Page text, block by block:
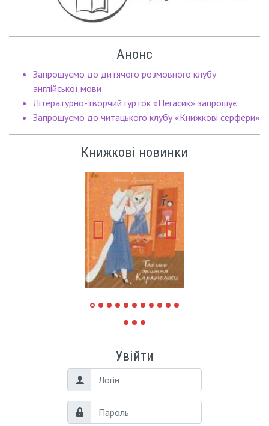
Анонс
Запрошуємо до дитячого розмовного клубу
англійської мови
Літературно-творчий гурток «Пегасик» запрошує
Запрошуємо до читацького клубу «Книжкові серфери»
Книжкові новинки
Увійти
Логін
Пароль